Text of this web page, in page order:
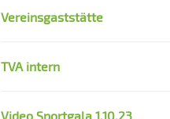
Vereinsgaststätte
TVA intern
Video Sportgala 1.10.23